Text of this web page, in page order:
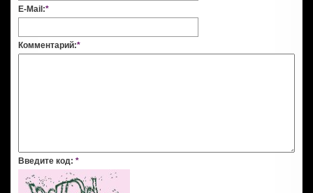
E-Mail:*
Комментарий:*
Введите код: *